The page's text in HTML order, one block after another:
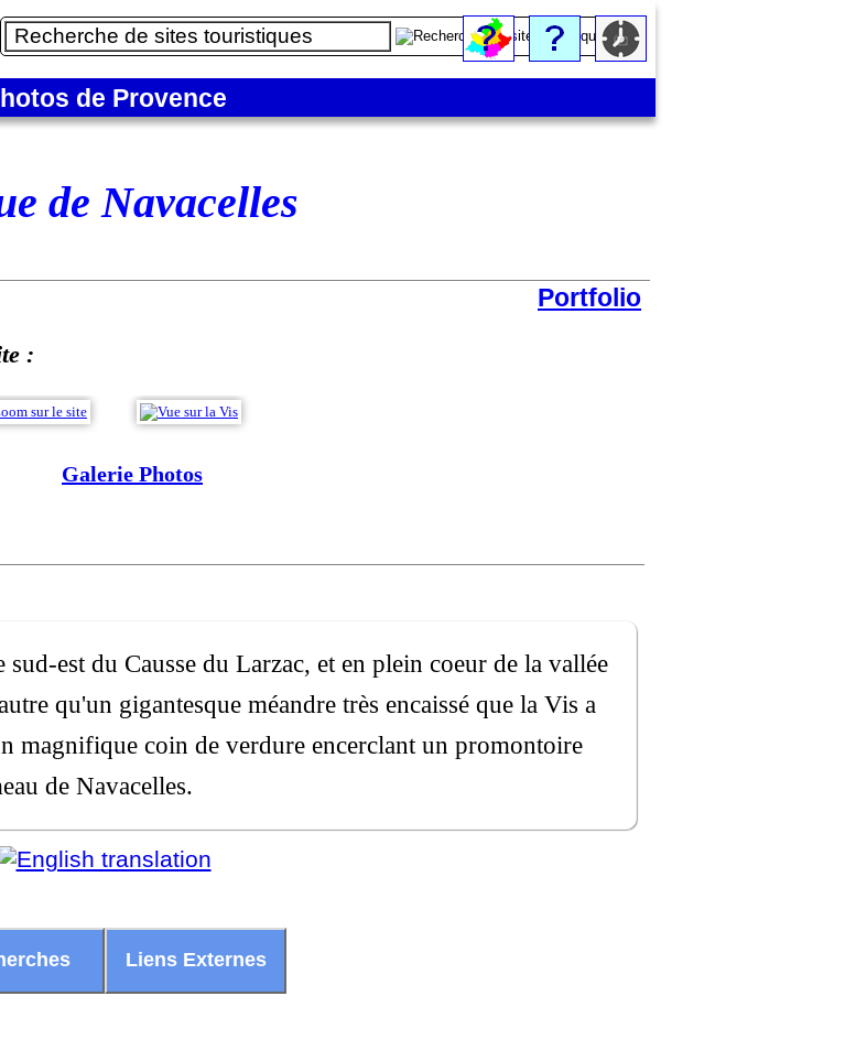
de Provence
de Navacelles
Portfolio
:
Galerie Photos
est du Causse du Larzac, et en plein coeur de la vallée
qu'un gigantesque méandre très encaissé que la Vis a
magnifique coin de verdure encerclant un promontoire
de Navacelles.
Liens Externes